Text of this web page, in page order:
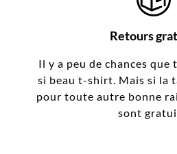
Retours
Il y a peu de chances que
si beau t-shirt. Mais si la
pour toute autre bonne
sont